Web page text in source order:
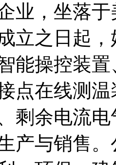
业，坐落
立之日起
能操控装
点在线测
剩余电流
产与销售